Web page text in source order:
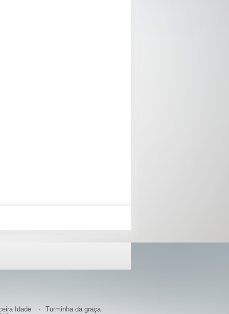
Idade
Turminha da graça